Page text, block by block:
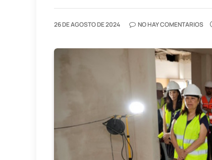
26 DE AGOSTO DE 2024 NO HAY COMENTARIOS